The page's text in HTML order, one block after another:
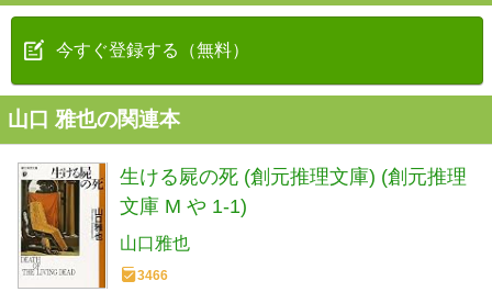
今すぐ登録する（無料）
山口 雅也の関連本
生ける屍の死 (創元推理文庫) (創元推理
文庫 M や 1-1)
山口雅也
3466